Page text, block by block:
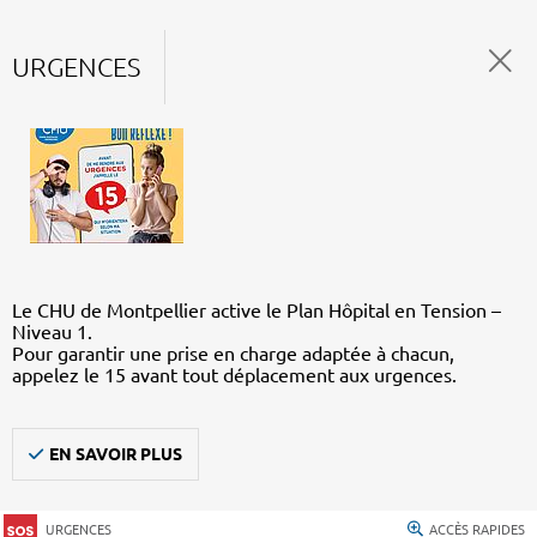
URGENCES
Le CHU de Montpellier active le Plan Hôpital en Tension –
Niveau 1.
Pour garantir une prise en charge adaptée à chacun,
appelez le 15 avant tout déplacement aux urgences.
EN SAVOIR PLUS
URGENCES ACCÈS RAPIDES